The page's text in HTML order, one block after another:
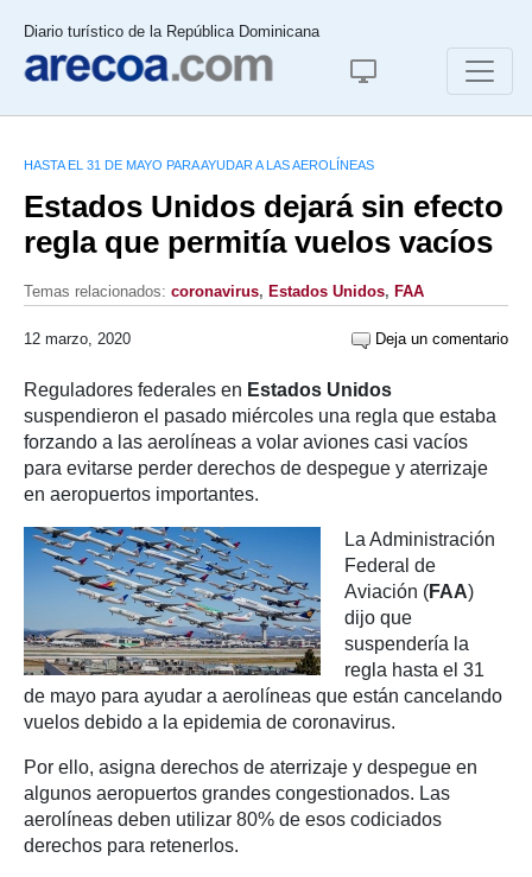
Diario turístico de la República Dominicana
HASTA EL 31 DE MAYO PARA AYUDAR A LAS AEROLÍNEAS
Estados Unidos dejará sin efecto
regla que permitía vuelos vacíos
Temas relacionados: coronavirus, Estados Unidos, FAA
12 marzo, 2020 Deja un comentario
Reguladores federales en Estados Unidos
suspendieron el pasado miércoles una regla que estaba
forzando a las aerolíneas a volar aviones casi vacíos
para evitarse perder derechos de despegue y aterrizaje
en aeropuertos importantes.
La Administración
Federal de
Aviación (FAA)
dijo que
suspendería la
regla hasta el 31
de mayo para ayudar a aerolíneas que están cancelando
vuelos debido a la epidemia de coronavirus.
Por ello, asigna derechos de aterrizaje y despegue en
algunos aeropuertos grandes congestionados. Las
aerolíneas deben utilizar 80% de esos codiciados
derechos para retenerlos.